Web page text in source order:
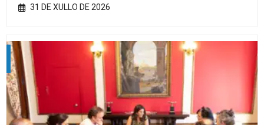
31 DE XULLO DE 2026